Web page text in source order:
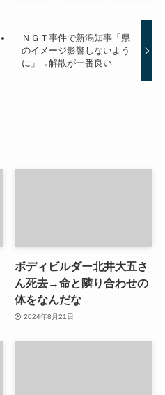
ＮＧＴ事件で新潟知事「県
のイメージ影響しないよう
に」→解散が一番良い
ボディビルダー北井大五さ
ん死去→命と隣り合わせの
体をなんだな
2024年8月21日